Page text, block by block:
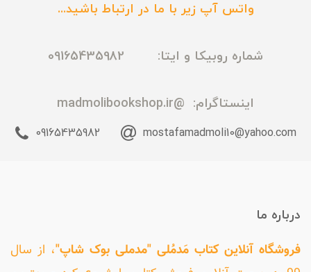
واتس آپ زیر با ما در ارتباط باشید...
شماره روبیکا و ایتا: 09165435982
اینستاگرام: @madmolibookshop.ir
mostafamadmoli10@yahoo.com
09165435982
درباره ما
فروشگاه آنلاین کتاب مَدمُلی "مدملی بوک شاپ"، از سال